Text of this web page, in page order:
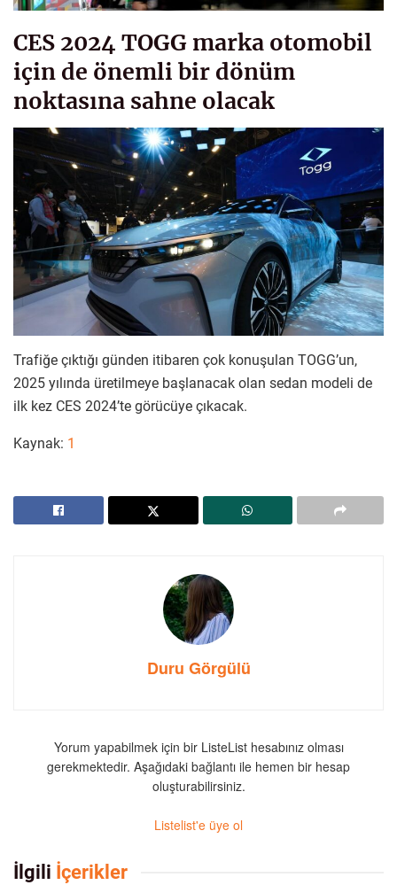
CES 2024 TOGG marka otomobil
için de önemli bir dönüm
noktasına sahne olacak
Trafiğe çıktığı günden itibaren çok konuşulan TOGG’un,
2025 yılında üretilmeye başlanacak olan sedan modeli de
ilk kez CES 2024’te görücüye çıkacak.
Kaynak: 1
Duru Görgülü
Yorum yapabilmek için bir ListeList hesabınız olması
gerekmektedir. Aşağıdaki bağlantı ile hemen bir hesap
oluşturabilirsiniz.
Listelist'e üye ol
İlgili İçerikler